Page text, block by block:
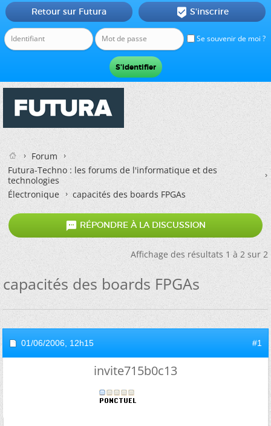
Se souvenir de moi ?
Retour sur Futura  S'inscrire
Forum
Futura-Techno : les forums de l'informatique et des
technologies
Électronique
capacités des boards FPGAs
 RÉPONDRE À LA DISCUSSION
Affichage des résultats 1 à 2 sur 2
capacités des boards FPGAs
01/06/2006, 12h15 #1
invite715b0c13